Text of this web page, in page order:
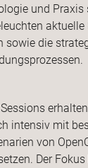
und
sowie die
intensiv mit
von
Der